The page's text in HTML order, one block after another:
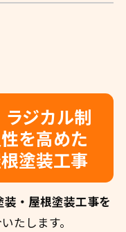
ジカル制
を高めた
塗装工事
・屋根塗装工事を
たします。